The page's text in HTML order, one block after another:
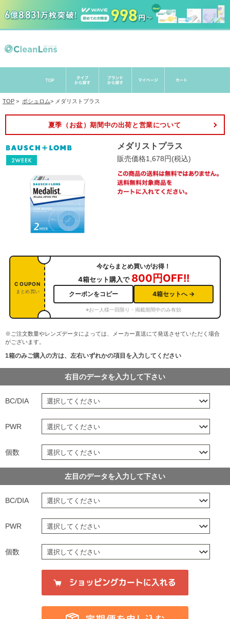
TOP > ボシュロム> メダリストプラス
夏季（お盆）期間中の出荷と営業について
メダリストプラス
販売価格1,678円(税込)
COUPON
まとめ買い
今ならまとめ買いがお得！
4箱セット購入で 800円OFF!!
クーポンをコピー 4箱セットへ →
※お一人様一回限り・掲載期間中のみ有効
※ご注文数量やレンズデータによっては、メーカー直送にて発送させていただく場合
がございます。
1箱のみご購入の方は、左右いずれかの項目を入力してください
右目のデータを入力して下さい
BC/DIA
PWR
個数
左目のデータを入力して下さい
BC/DIA
PWR
個数